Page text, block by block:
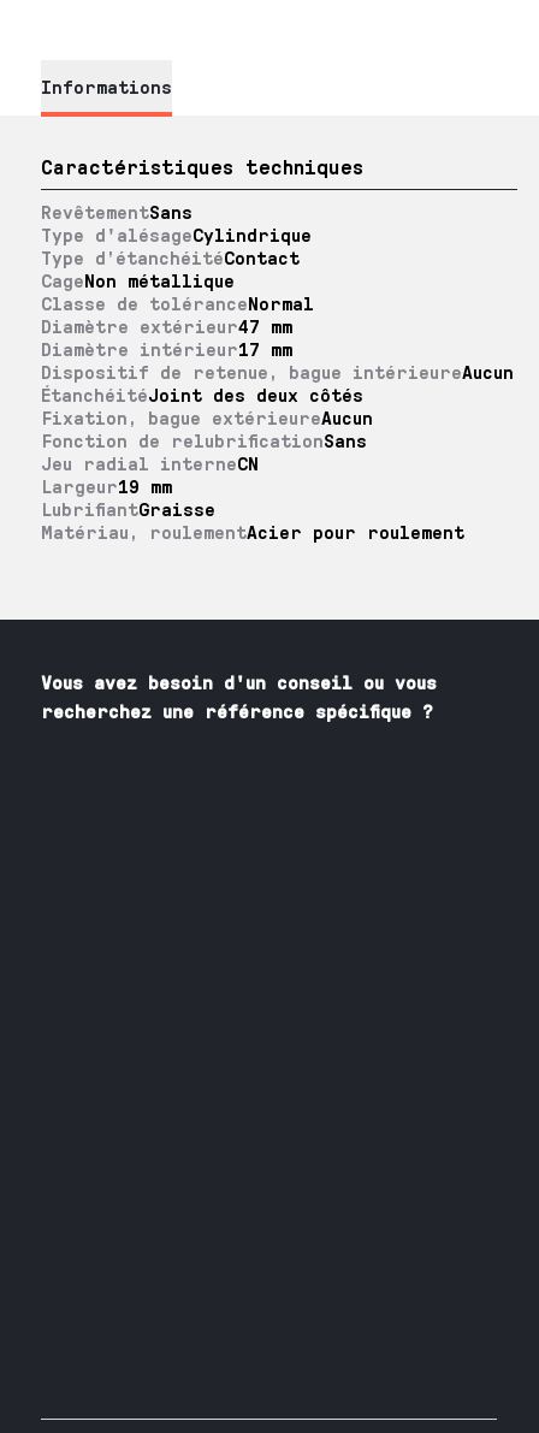
Informations
Caractéristiques techniques
RevêtementSans
Type d'alésageCylindrique
Type d’étanchéitéContact
CageNon métallique
Classe de toléranceNormal
Diamètre extérieur47 mm
Diamètre intérieur17 mm
Dispositif de retenue, bague intérieureAucun
ÉtanchéitéJoint des deux côtés
Fixation, bague extérieureAucun
Fonction de relubrificationSans
Jeu radial interneCN
Largeur19 mm
LubrifiantGraisse
Matériau, roulementAcier pour roulement
Vous avez besoin d'un conseil ou vous
recherchez une référence spécifique ?